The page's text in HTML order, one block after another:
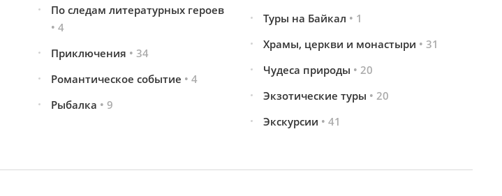
По следам литературных героев
• 4
Приключения • 34
Романтическое событие • 4
Рыбалка • 9
Туры на Байкал • 1
Храмы, церкви и монастыри • 31
Чудеса природы • 20
Экзотические туры • 20
Экскурсии • 41